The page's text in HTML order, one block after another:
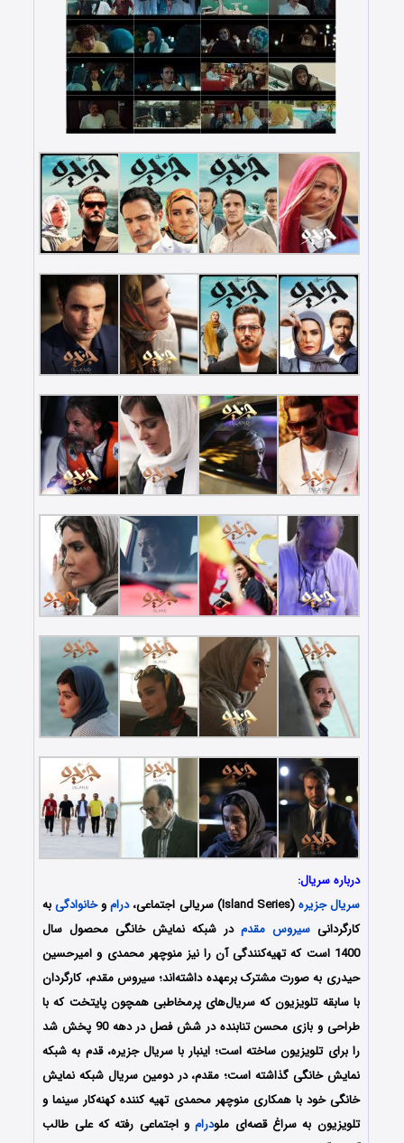
درباره سریال:
سریال جزیره(Island Series) سریالی اجتماعی، دراموخانوادگیبه
کارگردانیسیروس مقدم در شبکه نمایش خانگی محصول سال
1400 است که تهیه‌کنندگی آن را نیز منوچهر محمدی و امیرحسین
حیدری به صورت مشترک برعهده داشته‌اند؛ سیروس مقدم، کارگردان
با سابقه تلویزیون که سریال‏‌های پرمخاطبی همچون پایتخت که با
طراحی و بازی محسن تنابنده در شش فصل در دهه 90 پخش شد
را برای تلویزیون ساخته ‏است؛ اینبار با سریال جزیره، قدم به شبکه
نمایش خانگی گذاشته است؛ مقدم، در دومین سریال شبکه نمایش
خانگی خود با همکاری منوچهر محمدی تهیه کننده کهنه‏‌کار سینما و
تلویزیون به سراغ قصه‌‏ای ملودرامو اجتماعی رفته که علی طالب